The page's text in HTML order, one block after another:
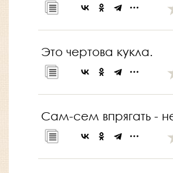
Это чертова кукла.
Сам-сем впрягать -